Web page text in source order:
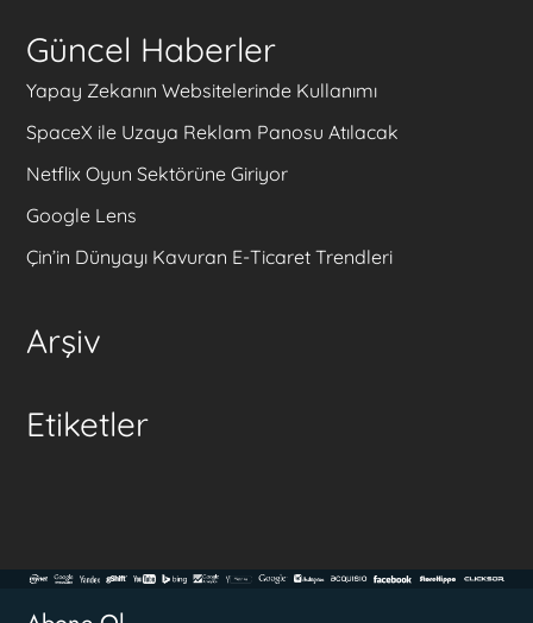
Güncel Haberler
Yapay Zekanın Websitelerinde Kullanımı
SpaceX ile Uzaya Reklam Panosu Atılacak
Netflix Oyun Sektörüne Giriyor
Google Lens
Çin’in Dünyayı Kavuran E-Ticaret Trendleri
Arşiv
Etiketler